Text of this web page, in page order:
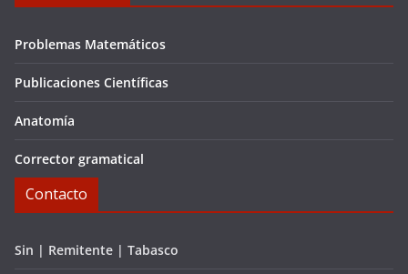
Problemas Matemáticos
Publicaciones Científicas
Anatomía
Corrector gramatical
Contacto
Sin | Remitente | Tabasco